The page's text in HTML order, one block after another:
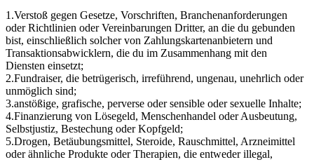
1.Verstoß gegen Gesetze, Vorschriften, Branchenanforderungen
oder Richtlinien oder Vereinbarungen Dritter, an die du gebunden
bist, einschließlich solcher von Zahlungskartenanbietern und
Transaktionsabwicklern, die du im Zusammenhang mit den
Diensten einsetzt;
2.Fundraiser, die betrügerisch, irreführend, ungenau, unehrlich oder
unmöglich sind;
3.anstößige, grafische, perverse oder sensible oder sexuelle Inhalte;
4.Finanzierung von Lösegeld, Menschenhandel oder Ausbeutung,
Selbstjustiz, Bestechung oder Kopfgeld;
5.Drogen, Betäubungsmittel, Steroide, Rauschmittel, Arzneimittel
oder ähnliche Produkte oder Therapien, die entweder illegal,